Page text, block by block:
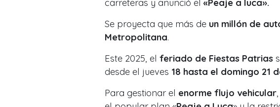
carreteras y anunció el «Peaje a luca».
Se proyecta que más de un millón de
Metropolitana.
Este 2025, el feriado de Fiestas Patrias
desde el jueves 18 hasta el domingo 21
Para gestionar el enorme flujo vehicular